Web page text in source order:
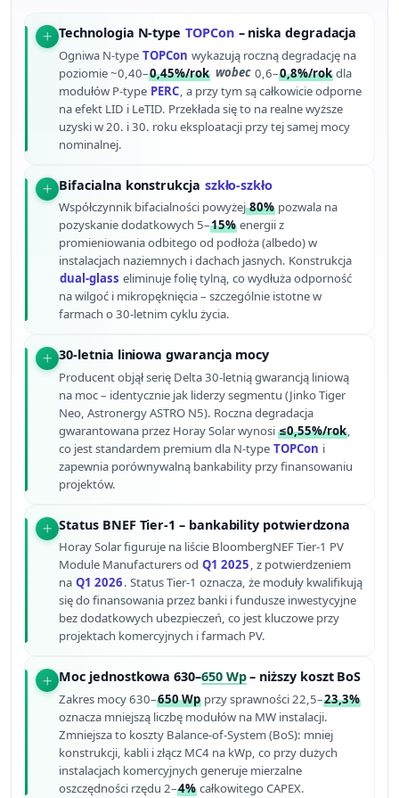
Technologia N-type TOPCon – niska degradacja
Ogniwa N-type TOPCon wykazują roczną degradację na
poziomie ~0,40–0,45%/rok wobec 0,6–0,8%/rok dla
modułów P-type PERC, a przy tym są całkowicie odporne
na efekt LID i LeTID. Przekłada się to na realne wyższe
uzyski w 20. i 30. roku eksploatacji przy tej samej mocy
nominalnej.
Bifacialna konstrukcja szkło-szkło
Współczynnik bifacialności powyżej80% pozwala na
pozyskanie dodatkowych 5–15% energii z
promieniowania odbitego od podłoża (albedo) w
instalacjach naziemnych i dachach jasnych. Konstrukcja
dual-glass eliminuje folię tylną, co wydłuża odporność
na wilgoć i mikropęknięcia – szczególnie istotne w
farmach o 30-letnim cyklu życia.
30-letnia liniowa gwarancja mocy
Producent objął serię Delta 30-letnią gwarancją liniową
na moc – identycznie jak liderzy segmentu (Jinko Tiger
Neo, Astronergy ASTRO N5). Roczna degradacja
gwarantowana przez Horay Solar wynosi≤0,55%/rok,
co jest standardem premium dla N-type TOPCon i
zapewnia porównywalną bankability przy finansowaniu
projektów.
Status BNEF Tier-1 – bankability potwierdzona
Horay Solar figuruje na liście BloombergNEF Tier-1 PV
Module Manufacturers od Q1 2025, z potwierdzeniem
na Q1 2026. Status Tier-1 oznacza, że moduły kwalifikują
się do finansowania przez banki i fundusze inwestycyjne
bez dodatkowych ubezpieczeń, co jest kluczowe przy
projektach komercyjnych i farmach PV.
Moc jednostkowa 630–650 Wp– niższy koszt BoS
Zakres mocy 630–650 Wp przy sprawności 22,5–23,3%
oznacza mniejszą liczbę modułów na MW instalacji.
Zmniejsza to koszty Balance-of-System (BoS): mniej
konstrukcji, kabli i złącz MC4 na kWp, co przy dużych
instalacjach komercyjnych generuje mierzalne
oszczędności rzędu 2–4% całkowitego CAPEX.